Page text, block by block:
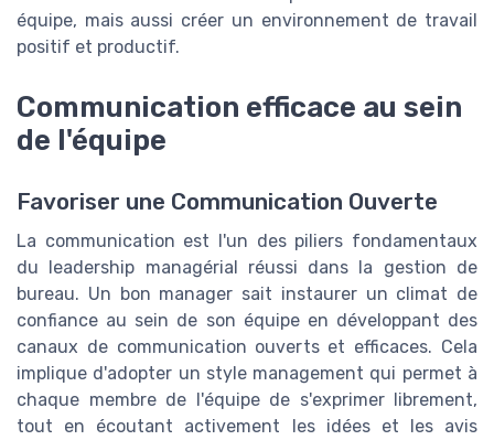
équipe, mais aussi créer un environnement de travail
positif et productif.
Communication efficace au sein
de l'équipe
Favoriser une Communication Ouverte
La communication est l'un des piliers fondamentaux
du leadership managérial réussi dans la gestion de
bureau. Un bon manager sait instaurer un climat de
confiance au sein de son équipe en développant des
canaux de communication ouverts et efficaces. Cela
implique d'adopter un style management qui permet à
chaque membre de l'équipe de s'exprimer librement,
tout en écoutant activement les idées et les avis